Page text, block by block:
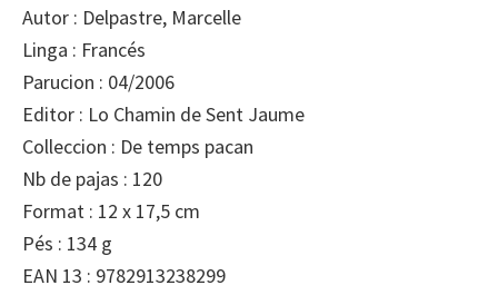
Autor : Delpastre, Marcelle
Linga : Francés
Parucion : 04/2006
Editor : Lo Chamin de Sent Jaume
Colleccion : De temps pacan
Nb de pajas : 120
Format : 12 x 17,5 cm
Pés : 134 g
EAN 13 : 9782913238299